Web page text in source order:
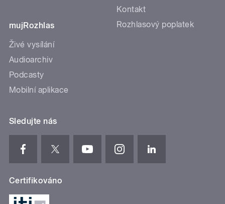
mujRozhlas
Živé vysílání
Audioarchiv
Podcasty
Mobilní aplikace
Kontakt
Rozhlasový poplatek
Sledujte nás
Certifikováno